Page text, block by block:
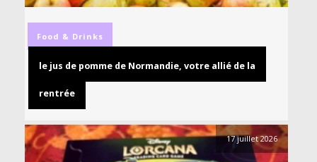
Food & Drinks
le jus de pomme de Normandie, votre allié de la
rentrée
17 juillet 2026